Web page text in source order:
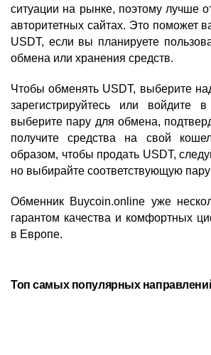
ситуации на рынке, поэтому лучше
авторитетных сайтах. Это поможет
USDT, если вы планируете
обмена или хранения средств.
Чтобы обменять USDT, выберите
зарегистрируйтесь или войдите
выберите пару для обмена,
получите средства на свой
образом, чтобы продать USDT,
но выбирайте соответствующую
Обменник Buycoin.online уже
гарантом качества и комфортных
в Европе.
Топ самых популярных